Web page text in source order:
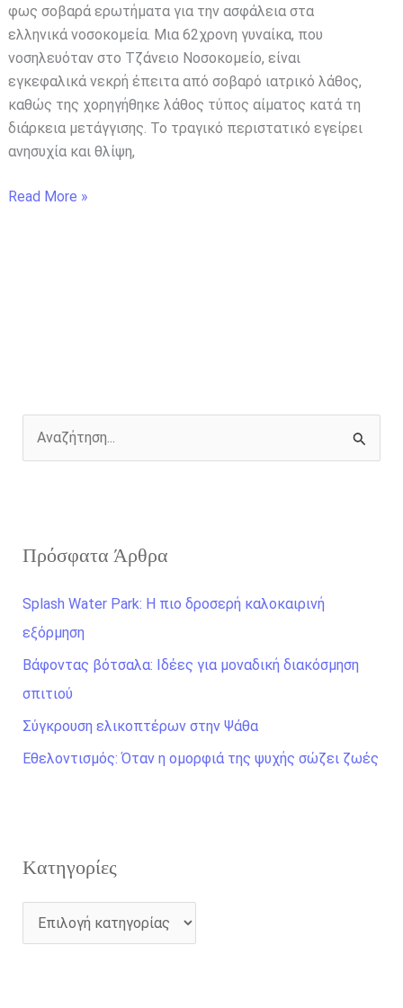
φως σοβαρά ερωτήματα για την ασφάλεια στα
ελληνικά νοσοκομεία. Μια 62χρονη γυναίκα, που
νοσηλευόταν στο Τζάνειο Νοσοκομείο, είναι
εγκεφαλικά νεκρή έπειτα από σοβαρό ιατρικό λάθος,
καθώς της χορηγήθηκε λάθος τύπος αίματος κατά τη
διάρκεια μετάγγισης. Το τραγικό περιστατικό εγείρει
ανησυχία και θλίψη,
Read More »
η
σ
η
γ
ι
α
Πρόσφατα Άρθρα
Splash Water Park: Η πιο δροσερή καλοκαιρινή
εξόρμηση
Βάφοντας βότσαλα: Ιδέες για μοναδική διακόσμηση
σπιτιού
Σύγκρουση ελικοπτέρων στην Ψάθα
Εθελοντισμός: Όταν η ομορφιά της ψυχής σώζει ζωές
Kατηγορίες